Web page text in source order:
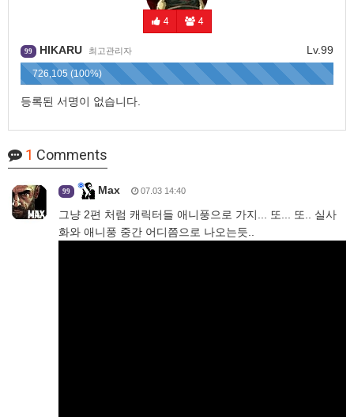
4 4
Lv.99
99 HIKARU 최고관리자
726,105 (100%)
등록된 서명이 없습니다.
1 Comments
99 Max 07.03 14:40
그냥 2편 처럼 캐릭터들 애니풍으로 가지... 또... 또.. 실사
화와 애니풍 중간 어디쯤으로 나오는듯..